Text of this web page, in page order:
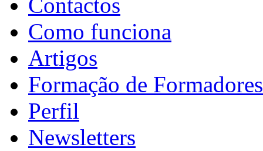
Contactos
Como funciona
Artigos
Formação de Formadores
Perfil
Newsletters